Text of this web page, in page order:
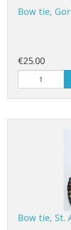
Bow tie,
€25.00
Bow tie, St.